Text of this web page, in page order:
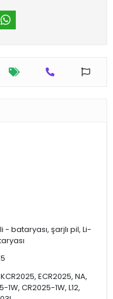
bataryası, şarjlı pil, Li-
ECR2025, NA,
1W, CR2025-1W, L12,